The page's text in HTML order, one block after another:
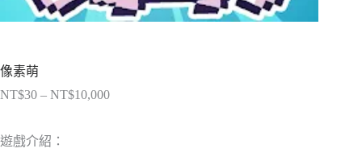
像素萌
NT$30 – NT$10,000價
遊戲介紹：